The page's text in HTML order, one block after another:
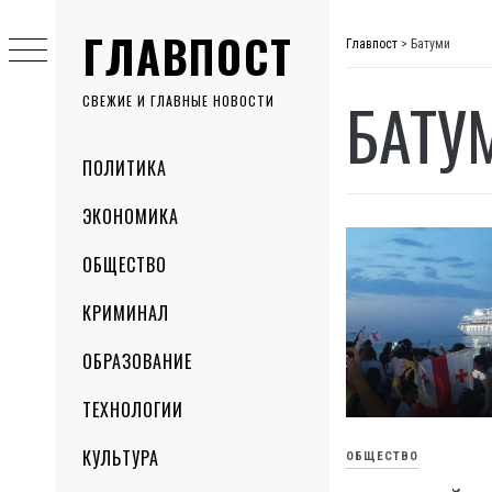
ГЛАВПОСТ
СВЕЖИЕ И ГЛАВНЫЕ НОВОСТИ
MenuПОЛИТИКА
ЭКОНОМИКА
ОБЩЕСТВО
КРИМИНАЛ
ОБРАЗОВАНИЕ
ТЕХНОЛОГИИ
КУЛЬТУРА
to
content
Главпост > Батуми
ОБЩЕСТВО